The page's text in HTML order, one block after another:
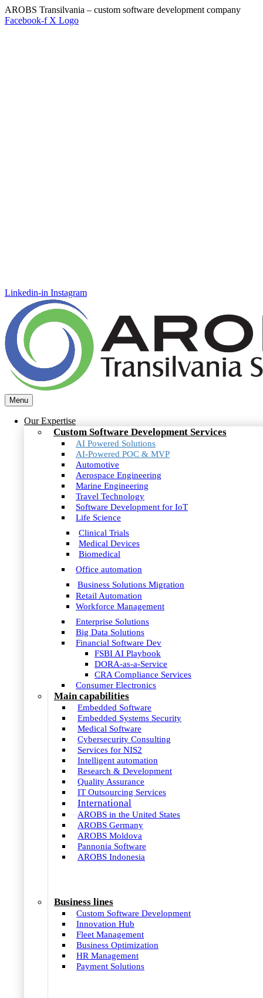
AROBS Transilvania – custom software development company
Facebook-f X Logo
Linkedin-in Instagram
Menu
Our Expertise
Custom Software Development Services
AI Powered Solutions
AI-Powered POC & MVP
Automotive
Aerospace Engineering
Marine Engineering
Travel Technology
Software Development for IoT
Life Science
Clinical Trials
Medical Devices
Biomedical
Office automation
Business Solutions Migration
Retail Automation
Workforce Management
Enterprise Solutions
Big Data Solutions
Financial Software Dev
FSBI AI Playbook
DORA-as-a-Service
CRA Compliance Services
Consumer Electronics
Main capabilities
Embedded Software
Embedded Systems Security
Medical Software
Cybersecurity Consulting
Services for NIS2
Intelligent automation
Research & Development
Quality Assurance
IT Outsourcing Services
International
AROBS in the United States
AROBS Germany
AROBS Moldova
Pannonia Software
AROBS Indonesia
Business lines
Custom Software Development
Innovation Hub
Fleet Management
Business Optimization
HR Management
Payment Solutions